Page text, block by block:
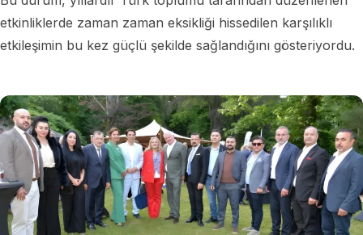
etkinliklerde zaman zaman eksikliği hissedilen karşılıklı
etkileşimin bu kez güçlü şekilde sağlandığını gösteriyordu.